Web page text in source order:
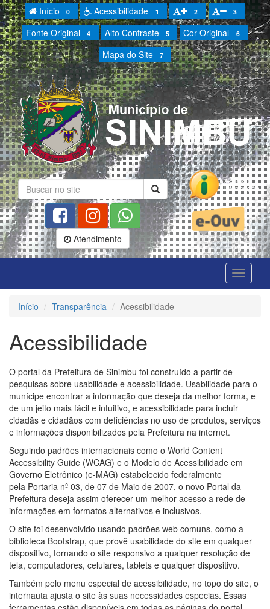
Início 0 Acessibilidade 1 2 3
Fonte Original 4 Alto Contraste 5 Cor Original 6
Mapa do Site 7
Atendimento
Início Transparência Acessibilidade
Acessibilidade
O portal da Prefeitura de Sinimbu foi construído a partir de
pesquisas sobre usabilidade e acessibilidade. Usabilidade para o
munícipe encontrar a informação que deseja da melhor forma, e
de um jeito mais fácil e intuitivo, e acessibilidade para incluir
cidadãs e cidadãos com deficiências no uso de produtos, serviços
e informações disponibilizados pela Prefeitura na internet.
Seguindo padrões internacionais como o World Content
Accessibility Guide (WCAG) e o Modelo de Acessibilidade em
Governo Eletrônico (e-MAG) estabelecido federalmente
pela Portaria nº 03, de 07 de Maio de 2007, o novo Portal da
Prefeitura deseja assim oferecer um melhor acesso a rede de
informações em formatos alternativos e inclusivos.
O site foi desenvolvido usando padrões web comuns, como a
biblioteca Bootstrap, que provê usabilidade do site em qualquer
dispositivo, tornando o site responsivo a qualquer resolução de
tela, computadores, celulares, tablets e qualquer dispositivo.
Também pelo menu especial de acessibilidade, no topo do site, o
internauta ajusta o site às suas necessidades especias. Essas